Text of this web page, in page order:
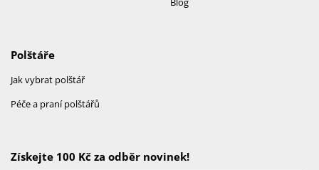
Polštáře
Jak vybrat polštář
Péče a praní polštářů
Získejte 100 Kč za odběr novinek!